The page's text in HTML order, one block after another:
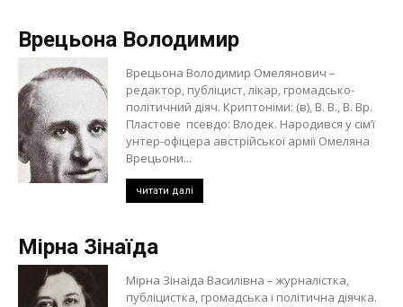
Врецьона Володимир
Врецьона Володимир Омелянович –
редактор, публіцист, лікар, громадсько-
політичний діяч. Криптоніми: (в), В. В., В. Вр.
Пластове псевдо: Влодек. Народився у сім’ї
унтер-офіцера австрійської армії Омеляна
Врецьони...
читати далі
Мірна Зінаїда
Мірна Зінаїда Василівна – журналістка,
публіцистка, громадська і політична діячка.